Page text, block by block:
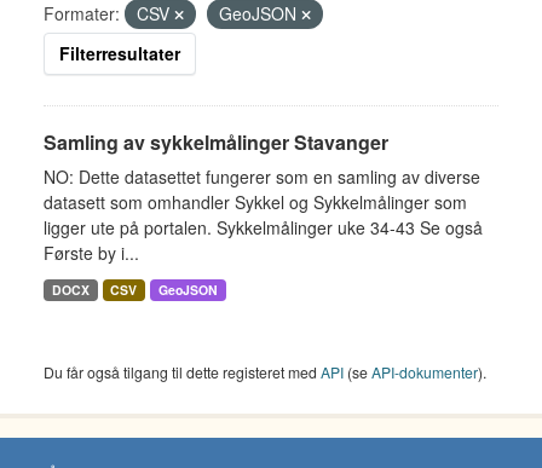
Formater:
CSV
GeoJSON
Filterresultater
Samling av sykkelmålinger Stavanger
NO: Dette datasettet fungerer som en samling av diverse
datasett som omhandler Sykkel og Sykkelmålinger som
ligger ute på portalen. Sykkelmålinger uke 34-43 Se også
Første by i...
DOCX CSV GeoJSON
Du får også tilgang til dette registeret med API (seAPI-dokumenter).